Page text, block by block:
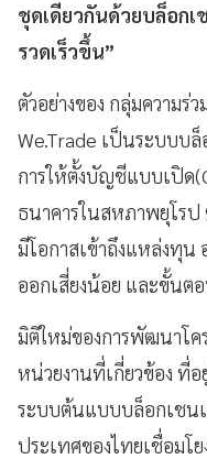
ชุดเดียวกันด้วยบล็อกเ
รวดเร็วขึ้น”
ตัวอย่างของ กลุ่มความร่
We.Trade เป็นระบบบ
การให้ตั้งบัญชีแบบเปิด
ธนาคารในสหภาพยุโรป
มีโอกาสเข้าถึงแหล่งทุน
ออกเสี่ยงน้อย และขั้นตอ
มิติใหม่ของการพัฒนาโค
หน่วยงานที่เกี่ยวข้อง ที่อ
ระบบต้นแบบบล็อกเชน
ประเทศของไทยเชื่อมโย